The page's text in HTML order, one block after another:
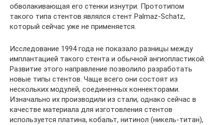
обволакивающая его стенки изнутри. Прототипом
такого типа стентов являлся стент Palmaz-Schatz,
который сейчас уже не применяется.
Исследование 1994 года не показало разницы между
имплантацией такого стента и обычной ангиопластикой.
Развитие этого направление позволило разработать
новые типы стентов. Чаще всего они состоят из
нескольких модулей, соединенных коннекторами.
Изначально их производили из стали, однако сейчас в
качестве материала для изготовления стентов
используется платина, кобальт, нитинол (никель-титан),